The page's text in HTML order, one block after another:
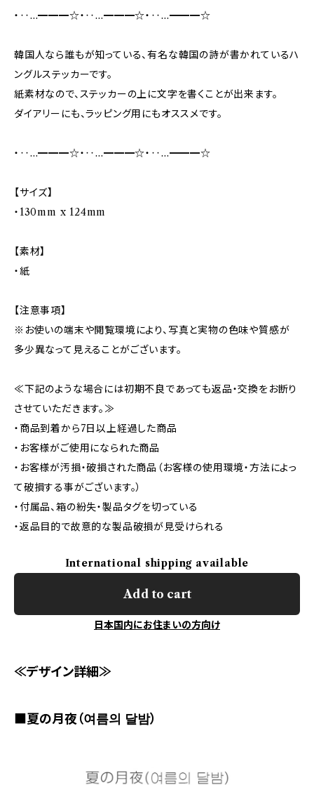
・‥…━━━☆・‥…━━━☆・‥…━━━☆
韓国人なら誰もが知っている、有名な韓国の詩が書かれているハ
ングルステッカーです。
紙素材なので、ステッカーの上に文字を書くことが出来ます。
ダイアリーにも、ラッピング用にもオススメです。
・‥…━━━☆・‥…━━━☆・‥…━━━☆
【サイズ】
・130mm x 124mm
【素材】
・紙
【注意事項】
※お使いの端末や閲覧環境により、写真と実物の色味や質感が
多少異なって見えることがございます。
≪下記のような場合には初期不良であっても返品・交換をお断り
させていただきます。≫
・商品到着から7日以上経過した商品
・お客様がご使用になられた商品
・お客様が汚損・破損された商品（お客様の使用環境・方法によっ
て破損する事がございます。）
・付属品、箱の紛失・製品タグを切っている
・返品目的で故意的な製品破損が見受けられる
International shipping available
Add to cart
日本国内にお住まいの方向け
≪デザイン詳細≫
■夏の月夜（여름의 달밤）